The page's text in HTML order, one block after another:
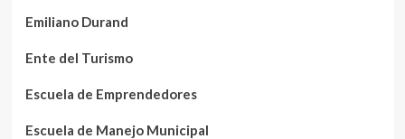
Emiliano Durand
Ente del Turismo
Escuela de Emprendedores
Escuela de Manejo Municipal